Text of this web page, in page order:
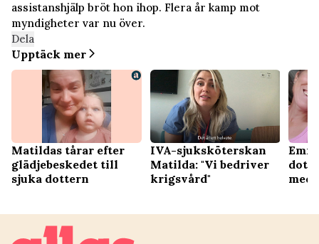
assistanshjälp bröt hon ihop. Flera år kamp mot
myndigheter var nu över.
Dela
Upptäck mer
Matildas tårar efter
glädjebeskedet till
sjuka dottern
IVA-sjuksköterskan
Matilda: "Vi bedriver
krigsvård"